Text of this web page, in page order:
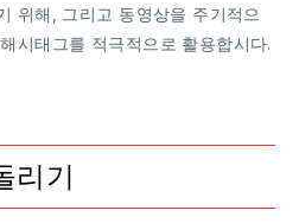
위해, 그리고 동영상을 주기적으
시태그를 적극적으로 활용합시다.
리기